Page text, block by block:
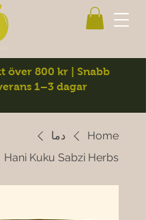
över 800 kr | Snabb
1–3 dagar
Home
دما
Hani Kuku Sabzi Herbs